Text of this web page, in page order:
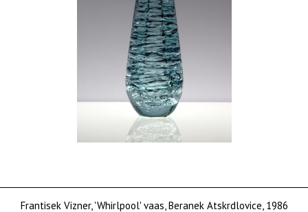
Frantisek Vizner, 'Whirlpool' vaas, Beranek Atskrdlovice, 1986